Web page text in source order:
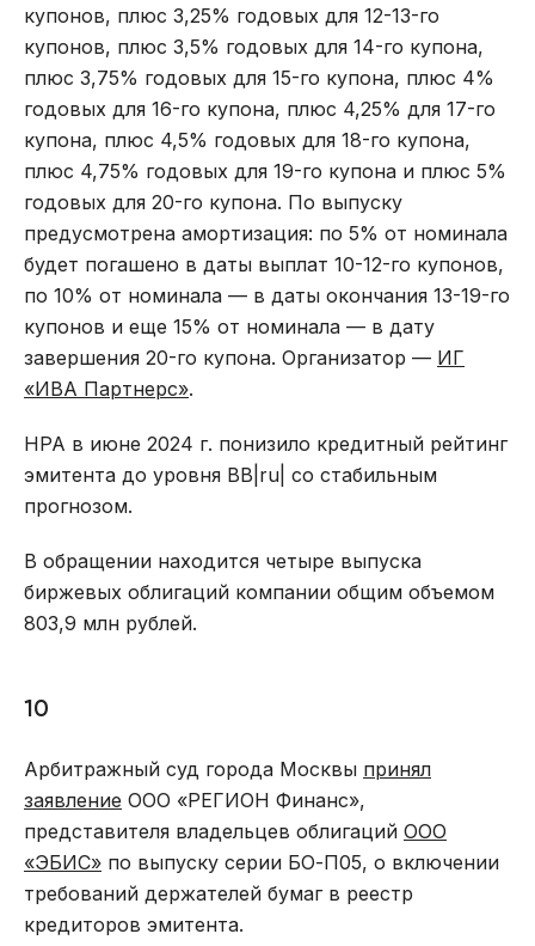
купонов, плюс 3,25% годовых для 12-13-го
купонов, плюс 3,5% годовых для 14-го купона,
плюс 3,75% годовых для 15-го купона, плюс 4%
годовых для 16-го купона, плюс 4,25% для 17-го
купона, плюс 4,5% годовых для 18-го купона,
плюс 4,75% годовых для 19-го купона и плюс 5%
годовых для 20-го купона. По выпуску
предусмотрена амортизация: по 5% от номинала
будет погашено в даты выплат 10-12-го купонов,
по 10% от номинала — в даты окончания 13-19-го
купонов и еще 15% от номинала — в дату
завершения 20-го купона. Организатор — ИГ
«ИВА Партнерс».
НРА в июне 2024 г. понизило кредитный рейтинг
эмитента до уровня ВВ|ru| со стабильным
прогнозом.
В обращении находится четыре выпуска
биржевых облигаций компании общим объемом
803,9 млн рублей.
10
Арбитражный суд города Москвы принял
заявление ООО «РЕГИОН Финанс»,
представителя владельцев облигаций ООО
«ЭБИС» по выпуску серии БО-П05, о включении
требований держателей бумаг в реестр
кредиторов эмитента.